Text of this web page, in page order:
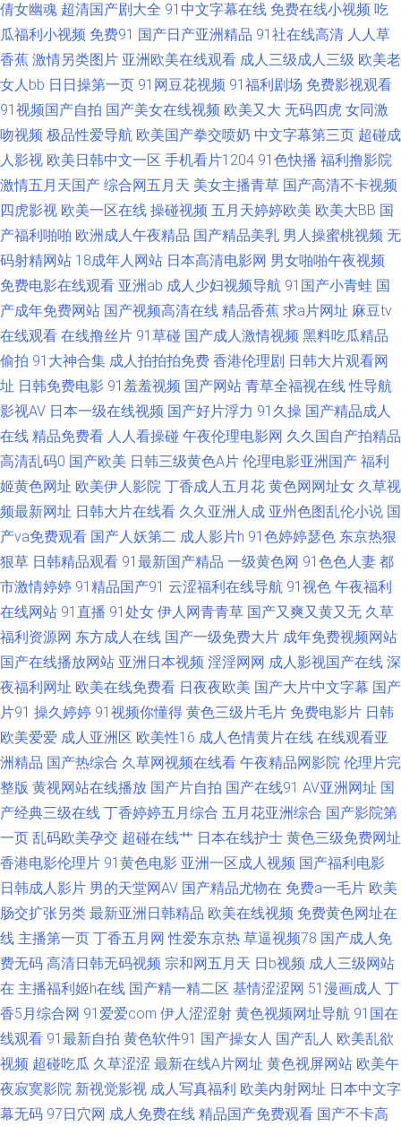
国搬运工首页97 日本A级片在线 91操操操操操操 东京热AV在线 男女一级a
黄 亚洲欧美色图导航 91啦九色POnY熟妇 国产白丝久久 欧美好色综合区 91
福利社在线 福利导航页AV 欧美操日韩 伊人99久久八挂海 www91超碰 91九
色熟女旧板 肏屄com 国产免费AV资源 成全大全大全免费 香蕉久久影院 香蕉
视频视频18 狠狠干综合网 五月天资源网 99热热99 欧美重口味一级A片 91九
色泉州论坛 大香蕉丁香五月 欧美91综合色图影院 91啦中文在线观看 国产福
利视频网导航 香蕉大色网 ts性爱网 国产男女精品 国产传媒合集 日韩A级理
论 男人天堂ay 91n成人网站 91精选探花视频 91另类视频 91传媒在线视频网
综合悠悠色 91黄色入口 91超碰最新 91精品国产白浆 91岁成人观看的人性
美性爱亚洲色图 操女人的逼8p AV在线不卡婷图片 九一色站 91资源视频在线
人人超碰人人色 91愛愛 老湿机肏屄 先锋影音波多野结衣 五月婷婷激情网 豆
花视频成人社区入口 东京热导航 日日视频人妻66人要 www91n国产 伪娘TS
91网址美女视频 男人天堂黄网 影音先锋家庭乱来 国产bbwav免费看 日韩美
女电影 91国内视频国内 久久性网站 91不卡在线播放 福利姬www操com 欧
美涩涩热 91探花国 久久国产视频福利 亚洲先锋资源网 91在线视频 久久嫩草
精品视频影院 91色色导航导航 久久婷婷美女一区 91抱起来打桩 福利资源站
日韩潮喷 91韩剧网tv 第一福利在线导航 91大神看片 大香蕉中文娱乐 午夜仑
理 超碰91人人 婷婷国产成精品 91少妇啪啪婷婷超碰 密挑免费版官网入口
91nAV片 超碰91地址 欧美人妖调教 91白虎 东方AV成人视 91网站观看 欧美
精品性爱91 日本理论片播放 91国产福利视频导航 国产欧美日本懂色云播 夜
色精品国产欧美乱 俺也去激情网 先锋av影音av成人 91影院在线 91殴美 免费
黄网在线观看 91传媒国产在线观看 福利社毛片 日韩精品中文字幕在线 91你
软件 成人影音先锋免费视频 伪娘ts重口一区 91爽片网站 九草资源 午夜羞羞
倩女幽魂 超清国产剧大全 91中文字幕在线 免费在线小视频 吃
瓜福利小视频 免费91 国产日产亚洲精品 91社在线高清 人人草
香蕉 激情另类图片 亚洲欧美在线观看 成人三级成人三级 欧美老
女人bb 日日操第一页 91网豆花视频 91福利剧场 免费影视观看
91视频国产自拍 国产美女在线视频 欧美又大 无码四虎 女同激
吻视频 极品性爱导航 欧美国产拳交喷奶 中文字幕第三页 超碰成
人影视 欧美日韩中文一区 手机看片1204 91色快播 福利撸影院
激情五月天国产 综合网五月天 美女主播青草 国产高清不卡视频
四虎影视 欧美一区在线 操碰视频 五月天婷婷欧美 欧美大BB 国
产福利啪啪 欧洲成人午夜精品 国产精品美乳 男人操蜜桃视频 无
码射精网站 18成年人网站 日本高清电影网 男女啪啪午夜视频
免费电影在线观看 亚洲ab 成人少妇视频导航 91国产小青蛙 国
产成年免费网站 国产视频高清在线 精品香蕉 求a片网址 麻豆tv
在线观看 在线撸丝片 91草碰 国产成人激情视频 黑料吃瓜精品
偷拍 91大神合集 成人拍拍拍免费 香港伦理剧 日韩大片观看网
址 日韩免费电影 91羞羞视频 国产网站 青草全福视在线 性导航
影视AV 日本一级在线视频 国产好片浮力 91久操 国产精品成人
在线 精品免费看 人人看操碰 午夜伦理电影网 久久国自产拍精品
高清乱码0 国产欧美 日韩三级黄色A片 伦理电影亚洲国产 福利
姬黄色网址 欧美伊人影院 丁香成人五月花 黄色网网址女 久草视
频最新网址 日韩大片在线看 久久亚洲人成 亚州色图乱伦小说 国
产va免费观看 国产人妖第二 成人影片h 91色婷婷瑟色 东京热狠
狠草 日韩精品观看 91最新国产精品 一级黄色网 91色色人妻 都
市激情婷婷 91精品国产91 云涩福利在线导航 91视色 午夜福利
在线网站 91直播 91处女 伊人网青青草 国产又爽又黄又无 久草
福利资源网 东方成人在线 国产一级免费大片 成年免费视频网站
国产在线播放网站 亚洲日本视频 淫淫网网 成人影视国产在线 深
夜福利网址 欧美在线免费看 日夜夜欧美 国产大片中文字幕 国产
片91 操久婷婷 91视频你懂得 黄色三级片毛片 免费电影片 日韩
欧美爱爱 成人亚洲区 欧美性16 成人色情黄片在线 在线观看亚
洲精品 国产热综合 久草网视频在线看 午夜精品网影院 伦理片完
整版 黄视网站在线播放 国产片自拍 国产在线91 AV亚洲网址 国
产经典三级在线 丁香婷婷五月综合 五月花亚洲综合 国产影院第
一页 乱码欧美孕交 超碰在线艹 日本在线护士 黄色三级免费网址
香港电影伦理片 91黄色电影 亚洲一区成人视频 国产福利电影
日韩成人影片 男的天堂网AV 国产精品尤物在 免费a一毛片 欧美
肠交扩张另类 最新亚洲日韩精品 欧美在线视频 免费黄色网址在
线 主播第一页 丁香五月网 性爱东京热 草逼视频78 国产成人免
费无码 高清日韩无码视频 宗和网五月天 日b视频 成人三级网站
在 主播福利姬h在线 国产精一精二区 基情涩涩网 51漫画成人 丁
香5月综合网 91爱爱com 伊人涩涩射 黄色视频网址导航 91国在
线观看 91最新自拍 黄色软件91 国产操女人 国产乱人 欧美乱欲
视频 超碰吃瓜 久草涩涩 最新在线A片网址 黄色视屏网站 欧美午
夜寂寞影院 新视觉影视 成人写真福利 欧美内射网址 日本中文字
幕无码 97日穴网 成人免费在线 精品国产免费观看 国产不卡高